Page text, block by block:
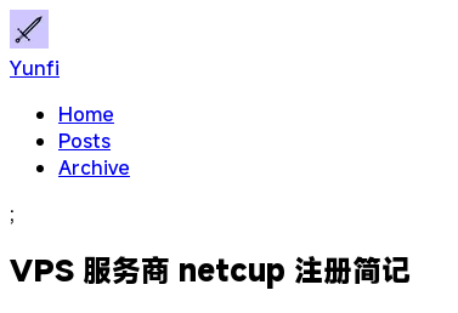
Yunfi
Home
Posts
Archive
;
VPS 服务商 netcup 注册简记